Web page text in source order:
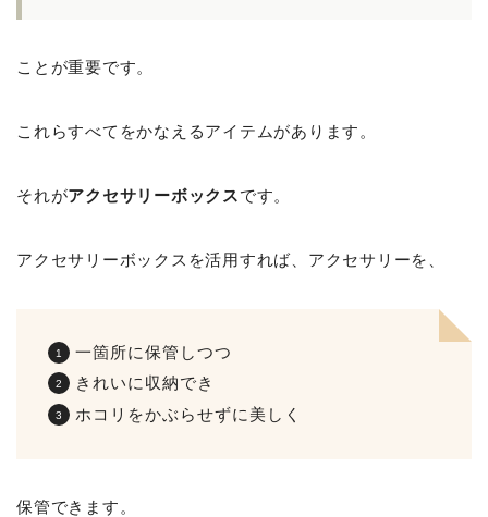
ことが重要です。
これらすべてをかなえるアイテムがあります。
それがアクセサリーボックスです。
アクセサリーボックスを活用すれば、アクセサリーを、
一箇所に保管しつつ
きれいに収納でき
ホコリをかぶらせずに美しく
保管できます。